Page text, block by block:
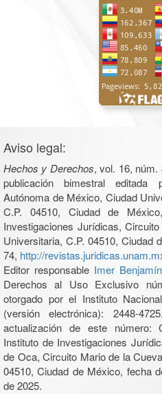
Aviso legal:
Hechos y Derechos, vol. 16,
publicación bimestral editada
Autónoma de México, Ciudad
C.P. 04510, Ciudad de
Investigaciones Jurídicas,
Universitaria, C.P. 04510, Ciudad
74, http://
Editor responsable Imer
Derechos al Uso Exclusivo
otorgado por el Instituto
(versión electrónica): 2448-
actualización de este número:
Instituto de Investigaciones
de Oca, Circuito Mario de la
04510, Ciudad de México, fecha
de 2025.